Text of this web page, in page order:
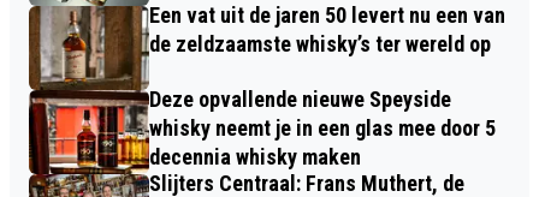
Een vat uit de jaren 50 levert nu een van
de zeldzaamste whisky’s ter wereld op
Deze opvallende nieuwe Speyside
whisky neemt je in een glas mee door 5
decennia whisky maken
Slijters Centraal: Frans Muthert, de